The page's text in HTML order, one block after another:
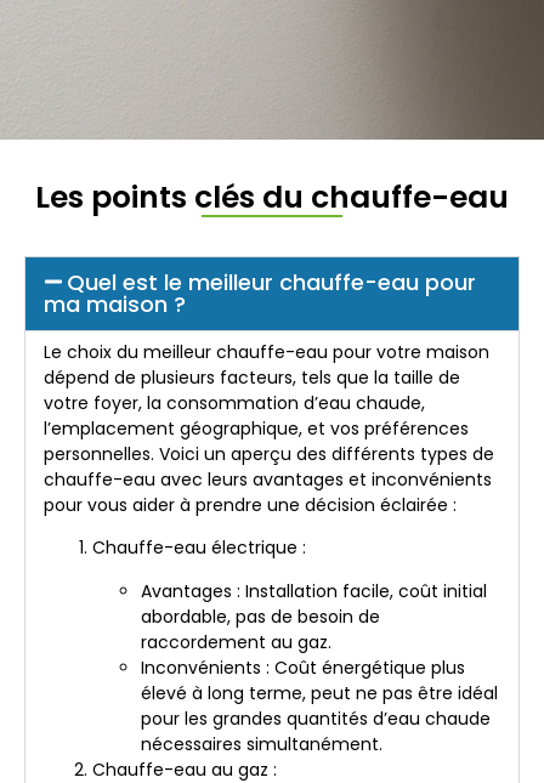
Les points clés du chauffe-eau
Quel est le meilleur chauffe-eau pour
ma maison ?
Le choix du meilleur chauffe-eau pour votre maison
dépend de plusieurs facteurs, tels que la taille de
votre foyer, la consommation d’eau chaude,
l’emplacement géographique, et vos préférences
personnelles. Voici un aperçu des différents types de
chauffe-eau avec leurs avantages et inconvénients
pour vous aider à prendre une décision éclairée :
Chauffe-eau électrique :
Avantages : Installation facile, coût initial
abordable, pas de besoin de
raccordement au gaz.
Inconvénients : Coût énergétique plus
élevé à long terme, peut ne pas être idéal
pour les grandes quantités d’eau chaude
nécessaires simultanément.
Chauffe-eau au gaz :